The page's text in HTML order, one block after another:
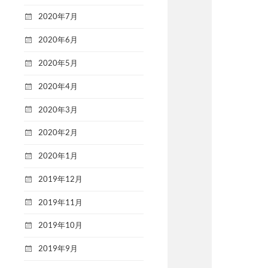
2020年7月
2020年6月
2020年5月
2020年4月
2020年3月
2020年2月
2020年1月
2019年12月
2019年11月
2019年10月
2019年9月